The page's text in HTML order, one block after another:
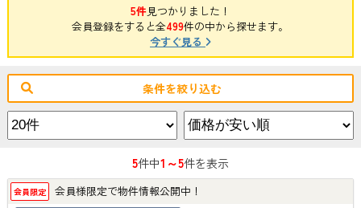
5件見つかりました！
会員登録をすると全499件の中から探せます。
今すぐ見る
条件を絞り込む
5件中1～5件を表示
会員限定 会員様限定で物件情報公開中！